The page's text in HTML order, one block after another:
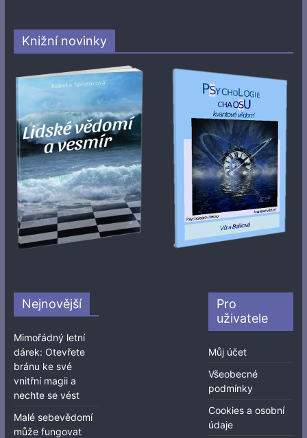
Knižní novinky
Nejnovější
Mimořádný letní
dárek: Otevřete
bránu ke své
vnitřní magii a
nechte se vést
Malé sebevědomí
může fungovat
Pro
uživatele
Můj účet
Všeobecné
podmínky
Cookies a osobní
údaje